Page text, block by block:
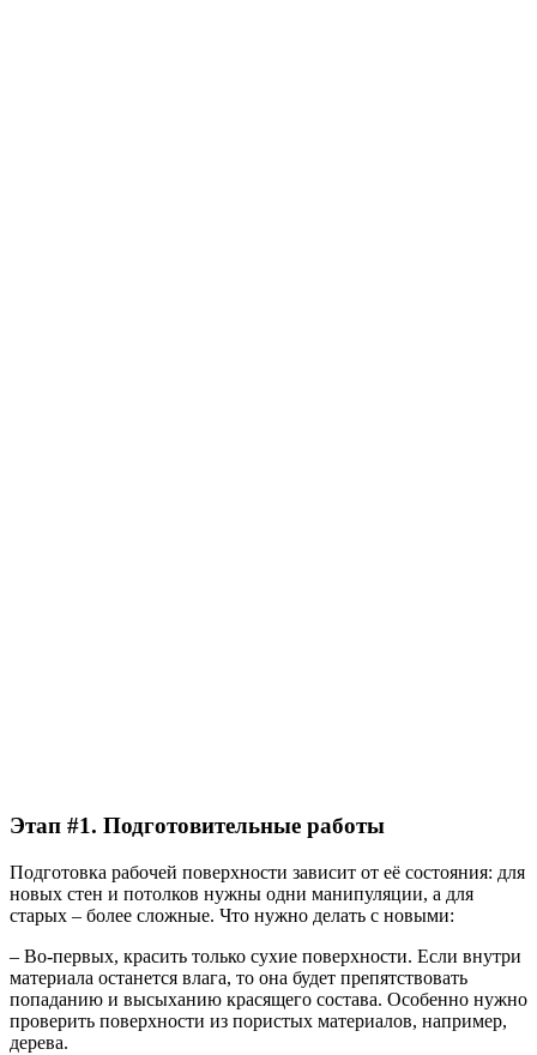
Этап #1. Подготовительные работы
Подготовка рабочей поверхности зависит от её состояния: для
новых стен и потолков нужны одни манипуляции, а для
старых – более сложные. Что нужно делать с новыми:
– Во-первых, красить только сухие поверхности. Если внутри
материала останется влага, то она будет препятствовать
попаданию и высыханию красящего состава. Особенно нужно
проверить поверхности из пористых материалов, например,
дерева.